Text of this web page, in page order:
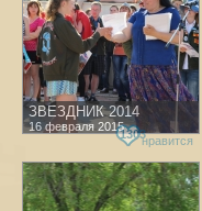
ЗВЕЗДНИК 2014
16 февраля 2015
1303нравится